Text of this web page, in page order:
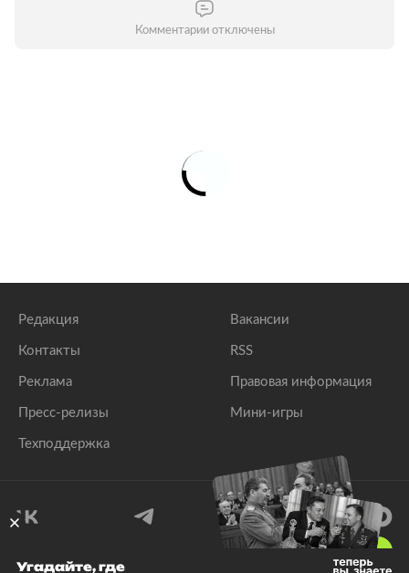
Комментарии отключены
Редакция
Контакты
Реклама
Пресс-релизы
Техподдержка
Вакансии
RSS
Правовая информация
Мини-игры
Угадайте, где